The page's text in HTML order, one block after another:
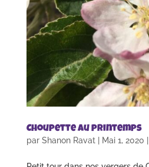
Choupette au printemps
par Shanon Ravat| Mai 1, 2020